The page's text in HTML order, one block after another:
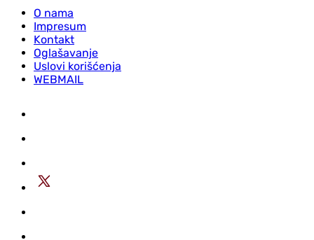
O nama
Impresum
Kontakt
Oglašavanje
Uslovi korišćenja
WEBMAIL